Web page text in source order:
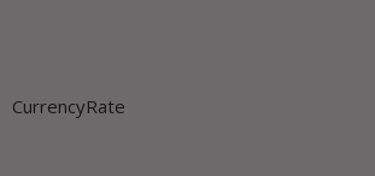
CurrencyRate